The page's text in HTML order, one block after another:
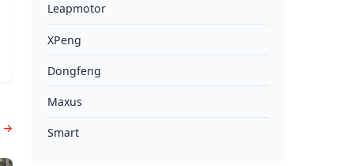
→
Leapmotor
XPeng
Dongfeng
Maxus
Smart